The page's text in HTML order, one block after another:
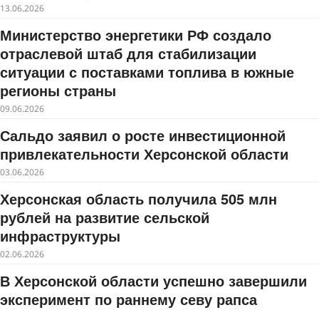
13.06.2026
Министерство энергетики РФ создало
отраслевой штаб для стабилизации
ситуации с поставками топлива в южные
регионы страны
09.06.2026
Сальдо заявил о росте инвестиционной
привлекательности Херсонской области
03.06.2026
Херсонская область получила 505 млн
рублей на развитие сельской
инфраструктуры
02.06.2026
В Херсонской области успешно завершили
эксперимент по раннему севу рапса